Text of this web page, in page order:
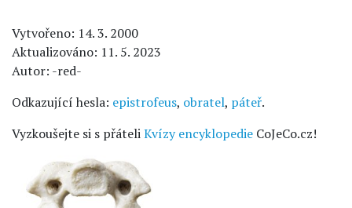
Vytvořeno: 14. 3. 2000
Aktualizováno: 11. 5. 2023
Autor: -red-
Odkazující hesla: epistrofeus, obratel, páteř.
Vyzkoušejte si s přáteliKvízy encyklopedie CoJeCo.cz!